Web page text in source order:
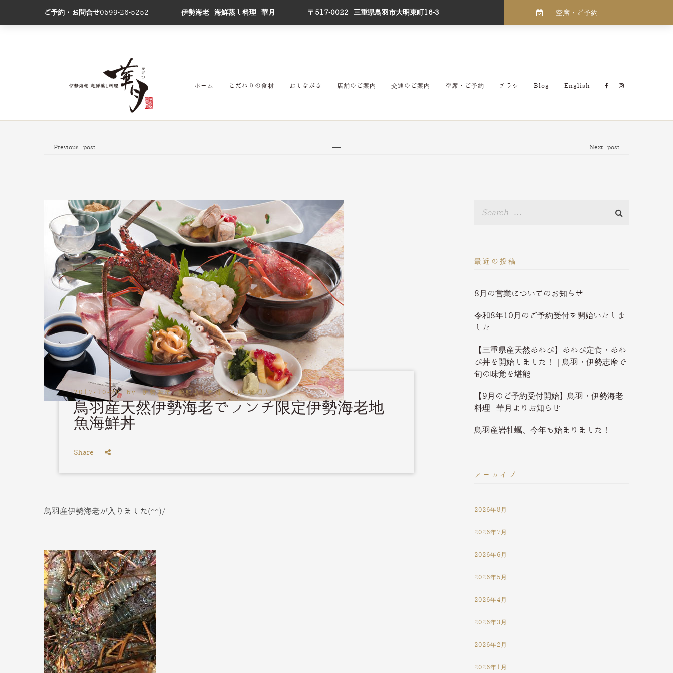
ご予約・お問合せ0599-26-5252 伊勢海老 海鮮蒸し料理 華月 〒517-0022 三重県鳥羽市大明東町16-3 空席・ご予約
ホーム こだわりの食材 おしながき 店舗のご案内 交通のご案内 空席・ご予約 チラシ Blog English
Previous post Next post
2017-10-20by伊勢海老 海鮮蒸し料理 華月_管理人
鳥羽産天然伊勢海老でランチ限定伊勢海老地
魚海鮮丼
Share
鳥羽産伊勢海老が入りました(^^)/
最近の投稿
8月の営業についてのお知らせ
令和8年10月のご予約受付を開始いたしま
した
【三重県産天然あわび】あわび定食・あわ
び丼を開始しました！｜鳥羽・伊勢志摩で
旬の味覚を堪能
【9月のご予約受付開始】鳥羽・伊勢海老
料理 華月よりお知らせ
鳥羽産岩牡蠣、今年も始まりました！
アーカイブ
2026年8月
2026年7月
2026年6月
2026年5月
2026年4月
2026年3月
2026年2月
2026年1月